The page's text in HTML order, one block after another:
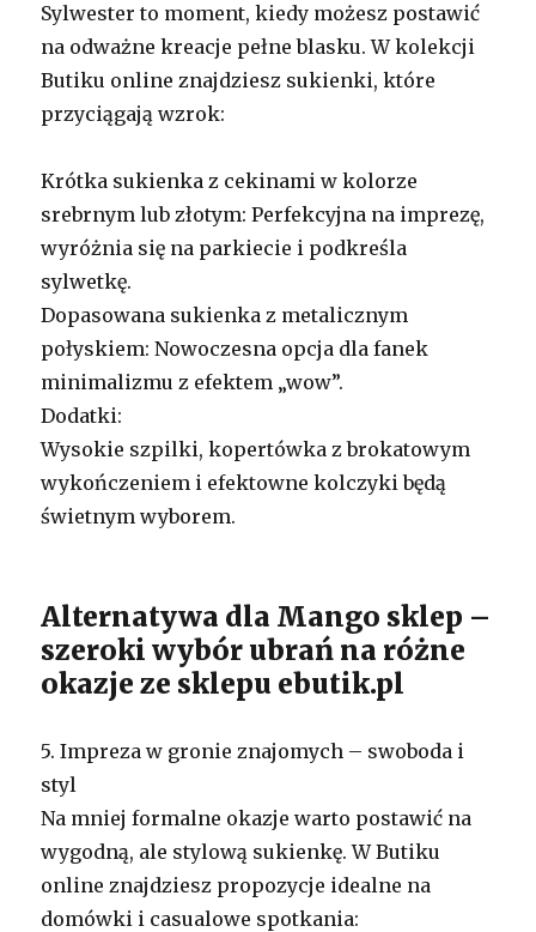
Sylwester to moment, kiedy możesz postawić
na odważne kreacje pełne blasku. W kolekcji
Butiku online znajdziesz sukienki, które
przyciągają wzrok:
Krótka sukienka z cekinami w kolorze
srebrnym lub złotym: Perfekcyjna na imprezę,
wyróżnia się na parkiecie i podkreśla
sylwetkę.
Dopasowana sukienka z metalicznym
połyskiem: Nowoczesna opcja dla fanek
minimalizmu z efektem „wow”.
Dodatki:
Wysokie szpilki, kopertówka z brokatowym
wykończeniem i efektowne kolczyki będą
świetnym wyborem.
Alternatywa dla Mango sklep –
szeroki wybór ubrań na różne
okazje ze sklepu ebutik.pl
5. Impreza w gronie znajomych – swoboda i
styl
Na mniej formalne okazje warto postawić na
wygodną, ale stylową sukienkę. W Butiku
online znajdziesz propozycje idealne na
domówki i casualowe spotkania: